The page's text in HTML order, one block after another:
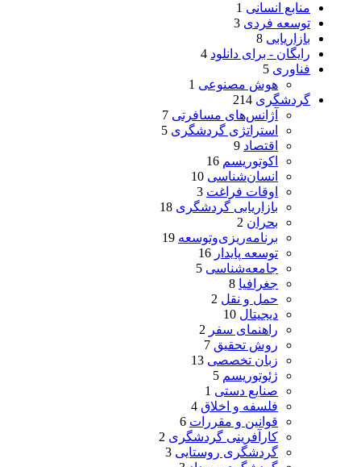
منابع انسانی 1
توسعه فردی 3
بازاریابی 8
رایگان - برای دانلود 4
فناوری 5
هوش مصنوعی 1
گردشگری 214
آژانس‌های مسافرتی 7
استراتژی گردشگری 5
اقتصاد 9
اکوتوریسم 16
انسان‌شناسی 10
اوقات فراغت 3
بازاریابی گردشگری 18
بحران 2
برنامه‌ریزی‌وتوسعه 19
توسعه پایدار 16
جامعه‌شناسی 5
جغرافیا 8
حمل و نقل 2
دیجیتال 10
راهنمای سفر 2
روش تحقیق 7
زبان تخصصی 13
ژئوتوریسم 5
صنایع دستی 1
فلسفه و اخلاق 4
قوانین و مقررات 6
کارآفرینی گردشگری 2
گردشگری روستایی 3